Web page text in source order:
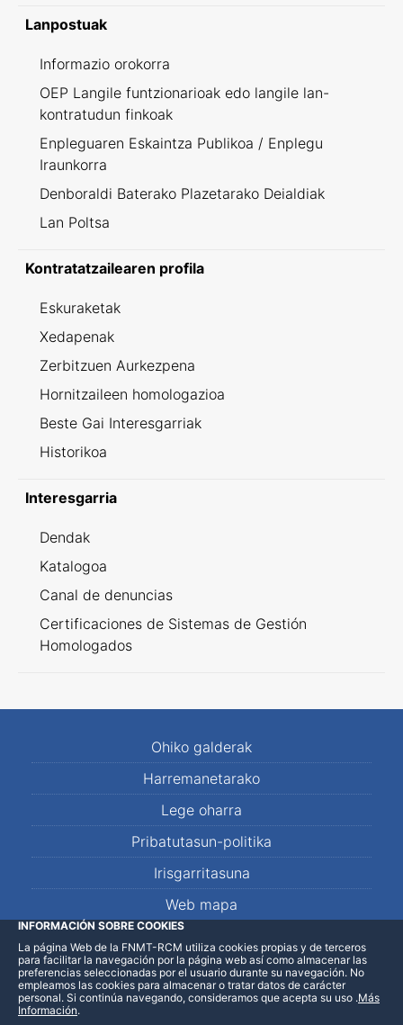
Lanpostuak
Informazio orokorra
OEP Langile funtzionarioak edo langile lan-
kontratudun finkoak
Enpleguaren Eskaintza Publikoa / Enplegu
Iraunkorra
Denboraldi Baterako Plazetarako Deialdiak
Lan Poltsa
Kontratatzailearen profila
Eskuraketak
Xedapenak
Zerbitzuen Aurkezpena
Hornitzaileen homologazioa
Beste Gai Interesgarriak
Historikoa
Interesgarria
Dendak
Katalogoa
Canal de denuncias
Certificaciones de Sistemas de Gestión
Homologados
Ohiko galderak
Harremanetarako
Lege oharra
Pribatutasun-politika
Irisgarritasuna
Web mapa
LinkedInFacebookWhatsApp
INFORMACIÓN SOBRE COOKIES
La página Web de la FNMT-RCM utiliza cookies propias y de terceros
para facilitar la navegación por la página web así como almacenar las
preferencias seleccionadas por el usuario durante su navegación. No
empleamos las cookies para almacenar o tratar datos de carácter
personal. Si continúa navegando, consideramos que acepta su uso .Más
Información.